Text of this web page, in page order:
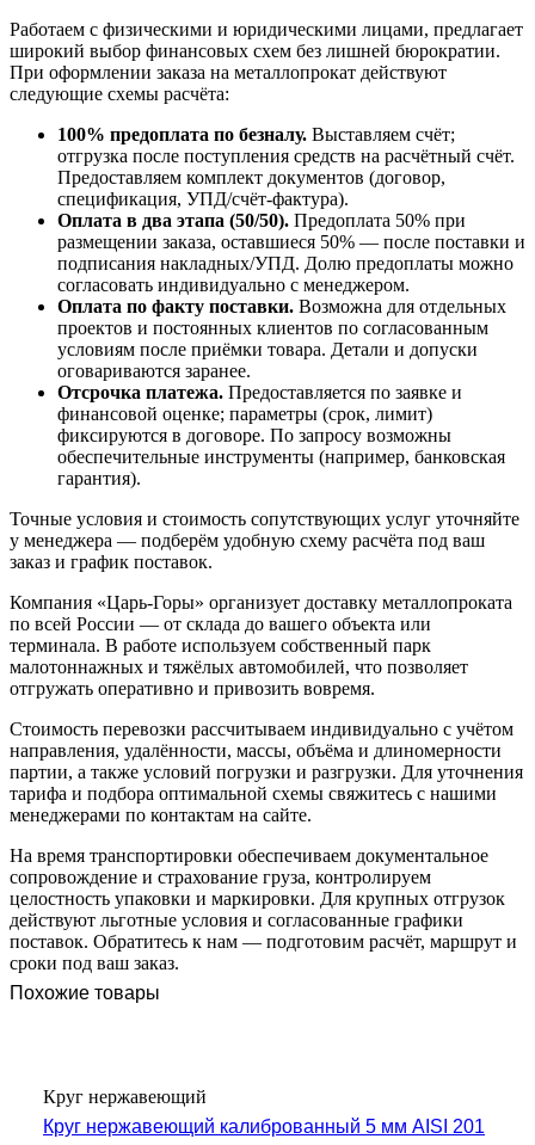
Работаем с физическими и юридическими лицами, предлагает
широкий выбор финансовых схем без лишней бюрократии.
При оформлении заказа на металлопрокат действуют
следующие схемы расчёта:
100% предоплата по безналу. Выставляем счёт;
отгрузка после поступления средств на расчётный счёт.
Предоставляем комплект документов (договор,
спецификация, УПД/счёт-фактура).
Оплата в два этапа (50/50). Предоплата 50% при
размещении заказа, оставшиеся 50% — после поставки и
подписания накладных/УПД. Долю предоплаты можно
согласовать индивидуально с менеджером.
Оплата по факту поставки. Возможна для отдельных
проектов и постоянных клиентов по согласованным
условиям после приёмки товара. Детали и допуски
оговариваются заранее.
Отсрочка платежа. Предоставляется по заявке и
финансовой оценке; параметры (срок, лимит)
фиксируются в договоре. По запросу возможны
обеспечительные инструменты (например, банковская
гарантия).
Точные условия и стоимость сопутствующих услуг уточняйте
у менеджера — подберём удобную схему расчёта под ваш
заказ и график поставок.
Компания «Царь-Горы» организует доставку металлопроката
по всей России — от склада до вашего объекта или
терминала. В работе используем собственный парк
малотоннажных и тяжёлых автомобилей, что позволяет
отгружать оперативно и привозить вовремя.
Стоимость перевозки рассчитываем индивидуально с учётом
направления, удалённости, массы, объёма и длиномерности
партии, а также условий погрузки и разгрузки. Для уточнения
тарифа и подбора оптимальной схемы свяжитесь с нашими
менеджерами по контактам на сайте.
На время транспортировки обеспечиваем документальное
сопровождение и страхование груза, контролируем
целостность упаковки и маркировки. Для крупных отгрузок
действуют льготные условия и согласованные графики
поставок. Обратитесь к нам — подготовим расчёт, маршрут и
сроки под ваш заказ.
Похожие товары
Круг нержавеющий
Круг нержавеющий калиброванный 5 мм AISI 201